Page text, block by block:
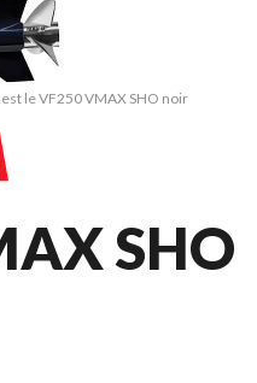
le VF250 VMAX SHO noir
SHO